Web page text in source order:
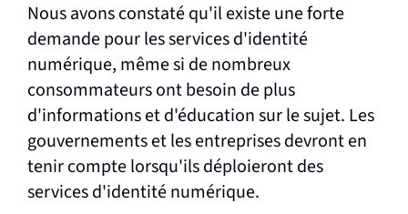
Nous avons constaté qu'il existe une forte
demande pour les services d'identité
numérique, même si de nombreux
consommateurs ont besoin de plus
d'informations et d'éducation sur le sujet. Les
gouvernements et les entreprises devront en
tenir compte lorsqu'ils déploieront des
services d'identité numérique.